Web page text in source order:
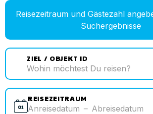
Reisezeitraum und Gästezahl
Suchergebnisse
ZIEL / OBJEKT ID
REISEZEITRAUM
Anreisedatum – Abreisedatum